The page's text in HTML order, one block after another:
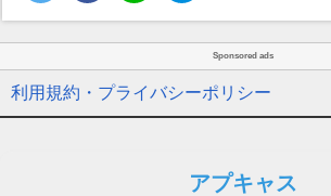
Sponsored ads
利用規約・プライバシーポリシー
アプキャス